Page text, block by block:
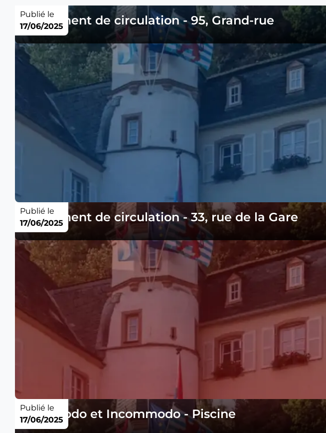
Règlement de circulation - 95, Grand-rue
Publié le
17/06/2025
Règlement de circulation - 33, rue de la Gare
Publié le
17/06/2025
Commodo et Incommodo - Piscine
Publié le
17/06/2025